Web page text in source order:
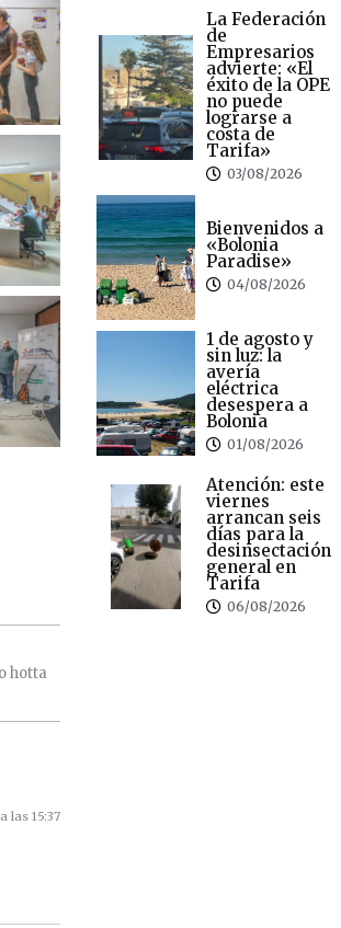
hotta
las 15:37
La Federación
de
Empresarios
advierte: «El
éxito de la OPE
no puede
lograrse a
costa de
Tarifa»
03/08/2026
Bienvenidos a
«Bolonia
Paradise»
04/08/2026
1 de agosto y
sin luz: la
avería
eléctrica
desespera a
Bolonia
01/08/2026
Atención: este
viernes
arrancan seis
días para la
desinsectación
general en
Tarifa
06/08/2026